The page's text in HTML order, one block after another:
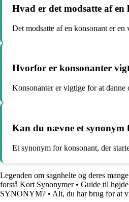
Hvad er det modsatte af en
Det modsatte af en konsonant er en
Hvorfor er konsonanter
Konsonanter er vigtige for at
Kan du nævne et synonym
Et synonym for konsonant, der
Legenden om sagnhelte og deres
forstå Kort Synonymer• Guide til
SYNONYM? • Alt, du har brug for at